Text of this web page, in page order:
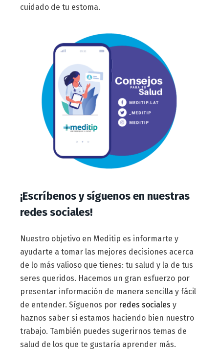
cuidado de tu estoma.
¡Escríbenos y síguenos en nuestras
redes sociales!
Nuestro objetivo en Meditip es informarte y
ayudarte a tomar las mejores decisiones acerca
de lo más valioso que tienes: tu salud y la de tus
seres queridos. Hacemos un gran esfuerzo por
presentar información de manera sencilla y fácil
de entender. Síguenos por redes sociales y
haznos saber si estamos haciendo bien nuestro
trabajo. También puedes sugerirnos temas de
salud de los que te gustaría aprender más.